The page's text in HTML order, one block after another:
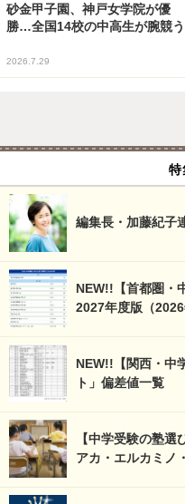
砂金甲子園、神戸女学院が優
勝…全国14校の中高生が腕競う
2026.7.29
特
編集長・加藤紀子
NEW!!【首都圏・
2027年度版（2026
NEW!!【関西・中
ト」偏差値一覧
【中学受験の塾
アカ・エルカミノ